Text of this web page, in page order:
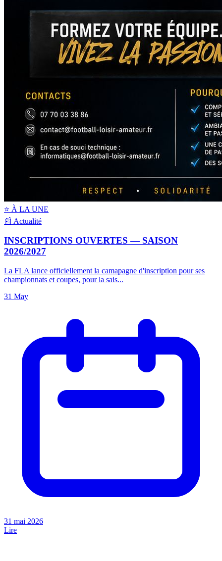
⭐ À LA UNE
📰 Actualité
INSCRIPTIONS OUVERTES — SAISON
2026/2027
La FLA lance officiellement la camapagne d'inscription pour ses
championnats et coupes, pour la sais...
31 May
31 mai 2026
Lire